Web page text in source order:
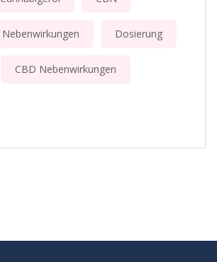
Nebenwirkungen Dosierung
CBD Nebenwirkungen